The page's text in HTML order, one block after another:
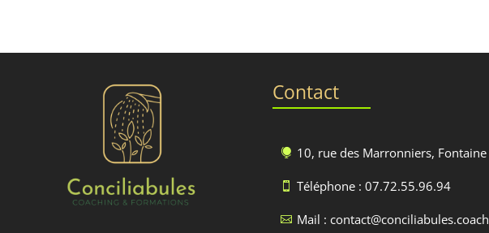
Contact
 10, rue des Marronniers, Fontaine
 Téléphone : 07.72.55.96.94
 Mail : contact@conciliabules.coach